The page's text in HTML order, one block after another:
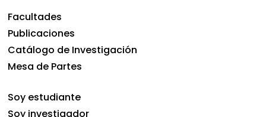
Facultades
Publicaciones
Catálogo de Investigación
Mesa de Partes
Soy estudiante
Soy investigador